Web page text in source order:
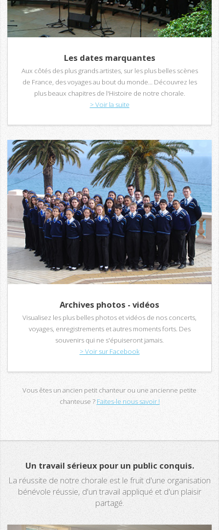
Les dates marquantes
Aux côtés des plus grands artistes, sur les plus belles scènes
de France, des voyages au bout du monde... Découvrez les
plus beaux chapitres de l'Histoire de notre chorale.
> Voir la suite
Archives photos - vidéos
Visualisez les plus belles photos et vidéos de nos concerts,
voyages, enregistrements et autres moments forts. Des
souvenirs qui ne s'épuiseront jamais.
> Voir sur Facebook
Vous êtes un ancien petit chanteur ou une ancienne petite
chanteuse ? Faites-le nous savoir !
Un travail sérieux pour un public conquis.
La réussite de notre chorale est le fruit d'une organisation
bénévole réussie, d'un travail appliqué et d'un plaisir
partagé.